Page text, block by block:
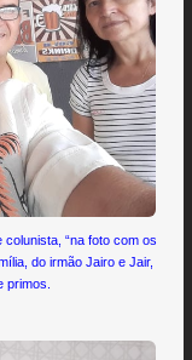
colunista, “na foto com os
do irmão Jairo e Jair,
primos.